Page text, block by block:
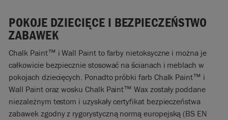
POKOJE DZIECIĘCE I BEZPIECZEŃSTWO
ZABAWEK
Chalk Paint™ i Wall Paint to farby nietoksyczne i można je
całkowicie bezpiecznie stosować na ścianach i meblach w
pokojach dziecięcych. Ponadto próbki farb Chalk Paint™ i
Wall Paint oraz wosku Chalk Paint™ Wax zostały poddane
niezależnym testom i uzyskały certyfikat bezpieczeństwa
zabawek zgodny z rygorystyczną normą europejską (BS EN